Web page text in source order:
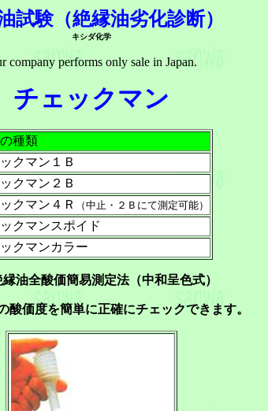
試験（絶縁油劣化診断）
キシダ化学
company performs only sale in Japan.
チェックマン
種類
クマン１Ｂ
クマン２Ｂ
クマン４Ｒ
（中止・２Ｂにて測定可能）
クマンスポイド
クマンカラー
縁油全酸価簡易測定法（中和呈色式）
酸価度を簡単に正確にチェックできます。